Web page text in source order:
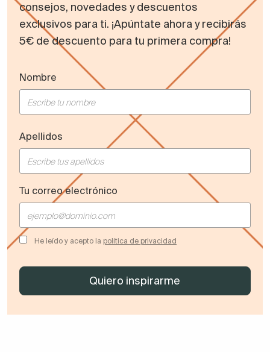
consejos, novedades y descuentos
exclusivos para ti. ¡Apúntate ahora y recibirás
5€ de descuento para tu primera compra!
Nombre
Apellidos
Tu correo electrónico
He leído y acepto la política de privacidad